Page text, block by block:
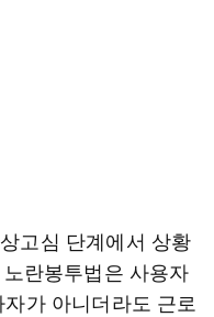
고심 단계에서 상황
란봉투법은 사용자
가 아니더라도 근로